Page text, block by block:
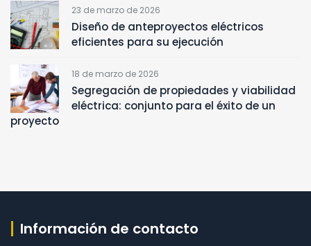
23 de marzo de 2026
Diseño de anteproyectos eléctricos
eficientes para su ejecución
18 de marzo de 2026
Segregación de propiedades y viabilidad
eléctrica: conjunto para el éxito de un
proyecto
Información de contacto